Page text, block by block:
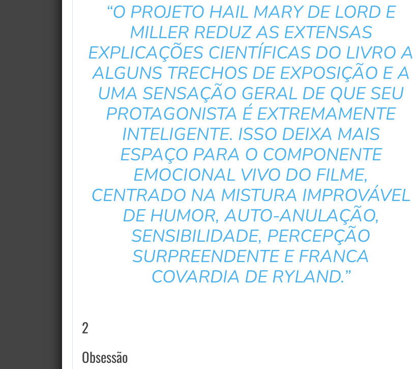
“O PROJETO HAIL MARY DE LORD E
MILLER REDUZ AS EXTENSAS
EXPLICAÇÕES CIENTÍFICAS DO LIVRO A
ALGUNS TRECHOS DE EXPOSIÇÃO E A
UMA SENSAÇÃO GERAL DE QUE SEU
PROTAGONISTA É EXTREMAMENTE
INTELIGENTE. ISSO DEIXA MAIS
ESPAÇO PARA O COMPONENTE
EMOCIONAL VIVO DO FILME,
CENTRADO NA MISTURA IMPROVÁVEL
DE HUMOR, AUTO-ANULAÇÃO,
SENSIBILIDADE, PERCEPÇÃO
SURPREENDENTE E FRANCA
COVARDIA DE RYLAND.”
2
Obsessão